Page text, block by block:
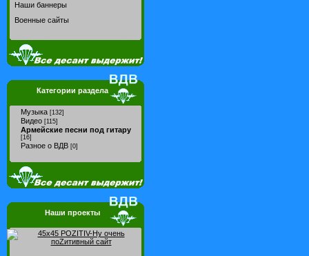
Наши баннеры
Военные сайты
Категории раздела
Музыка [132]
Видео [115]
Армейские песни под гитару
[16]
Разное о ВДВ [0]
Наши проекты